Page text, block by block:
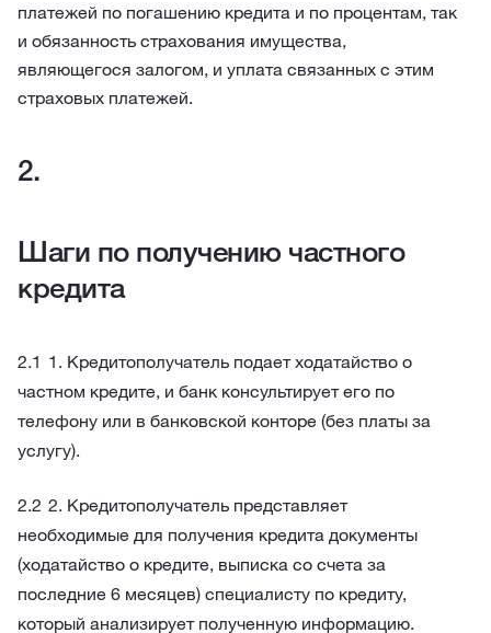
платежей по погашению кредита и по процентам, так
и обязанность страхования имущества,
являющегося залогом, и уплата связанных с этим
страховых платежей.
Шаги по получению частного
кредита
1. Кредитополучатель подает ходатайство о
частном кредите, и банк консультирует его по
телефону или в банковской конторе (без платы за
услугу).
2. Кредитополучатель представляет
необходимые для получения кредита документы
(ходатайство о кредите, выписка со счета за
последние 6 месяцев) специалисту по кредиту,
который анализирует полученную информацию.